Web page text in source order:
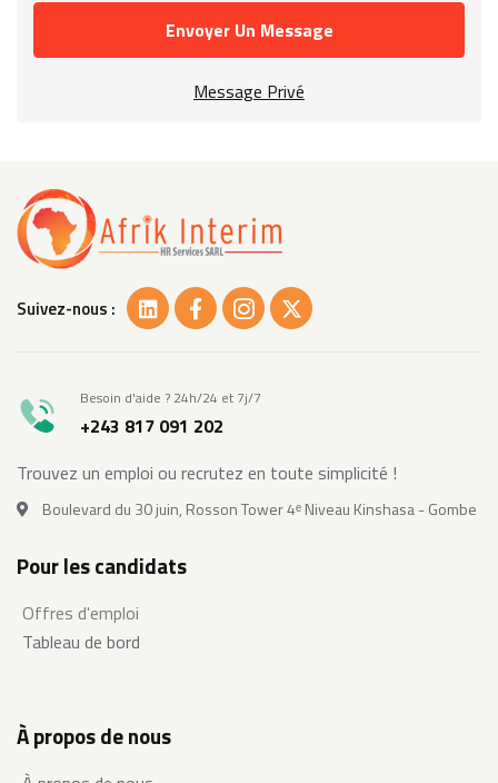
Envoyer Un Message
Message Privé
Suivez-nous :
Besoin d'aide ? 24h/24 et 7j/7
+243 817 091 202
Trouvez un emploi ou recrutez en toute simplicité !
Boulevard du 30 juin, Rosson Tower 4ᵉ Niveau Kinshasa - Gombe
Pour les candidats
Offres d'emploi
Tableau de bord
À propos de nous